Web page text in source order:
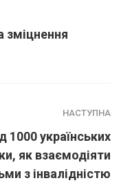
зміцнення
НАСТУПНА
1000 українських
як взаємодіяти
з інвалідністю